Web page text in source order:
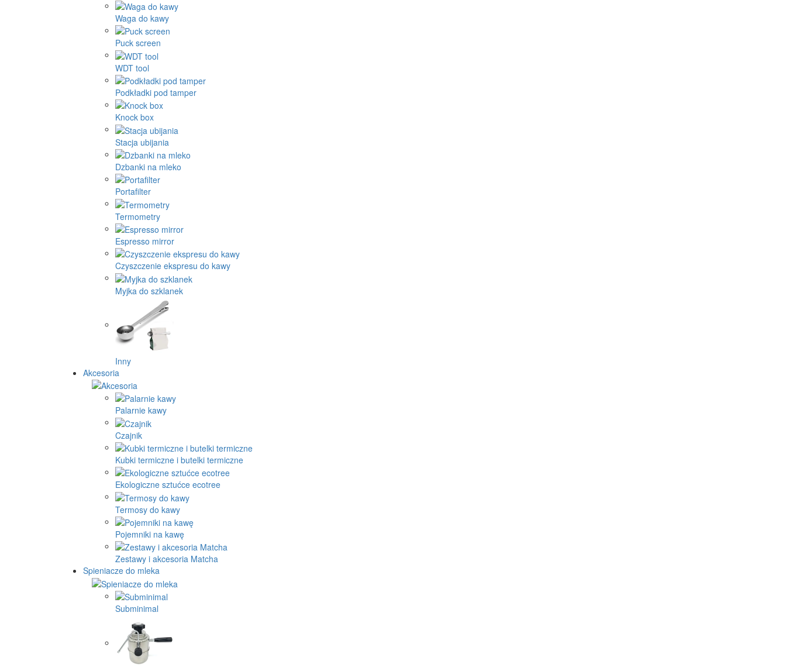
Waga do kawy
Puck screen
WDT tool
Podkładki pod tamper
Knock box
Stacja ubijania
Dzbanki na mleko
Portafilter
Termometry
Espresso mirror
Czyszczenie ekspresu do kawy
Myjka do szklanek
Inny
Akcesoria
Palarnie kawy
Czajnik
Kubki termiczne i butelki termiczne
Ekologiczne sztućce ecotree
Termosy do kawy
Pojemniki na kawę
Zestawy i akcesoria Matcha
Spieniacze do mleka
Subminimal